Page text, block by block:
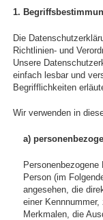
1.
Die
Richtlinien- und
Unsere
einfach lesbar und
Begrifflichkeiten
Wir verwenden in
a)
Person (im
angesehen, die
einer
Merkmalen, die